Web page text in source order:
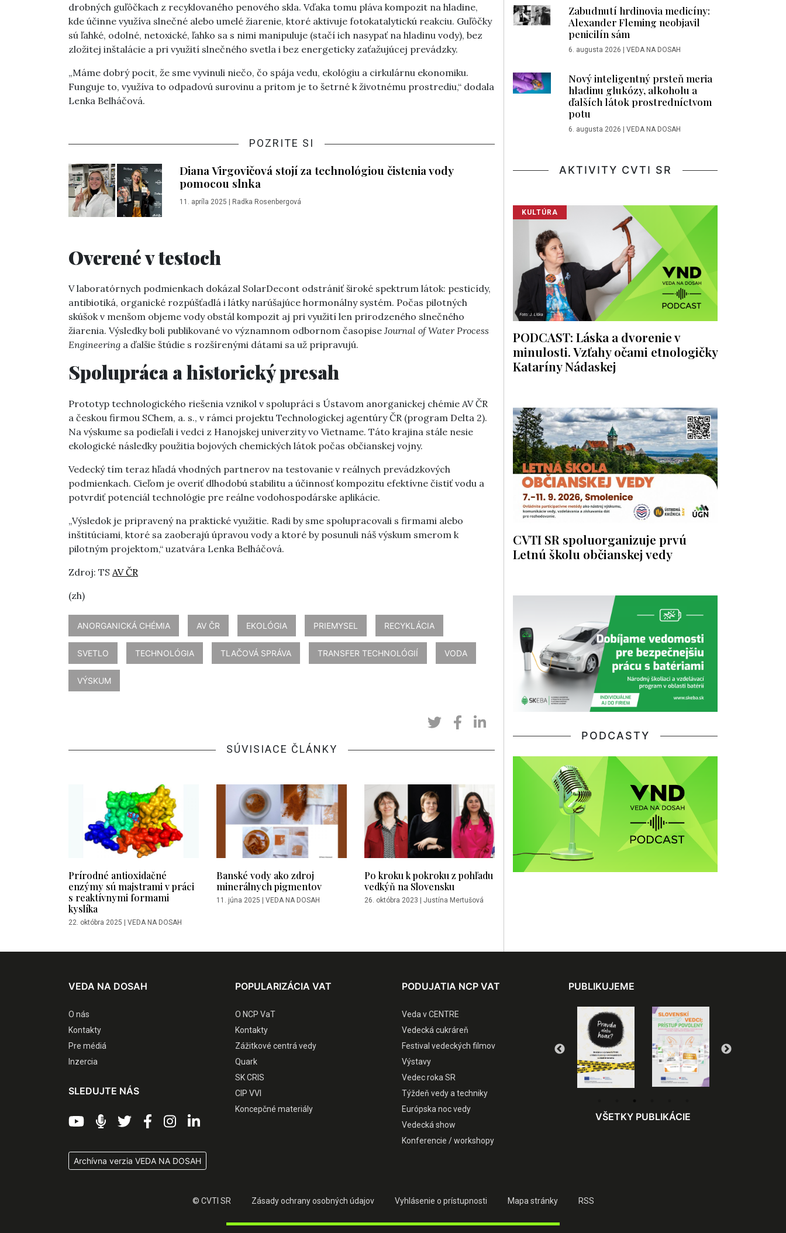
drobných guľôčkach z recyklovaného penového skla. Vďaka tomu pláva kompozit na hladine,
kde účinne využíva slnečné alebo umelé žiarenie, ktoré aktivuje fotokatalytickú reakciu. Guľôčky
sú ľahké, odolné, netoxické, ľahko sa s nimi manipuluje (stačí ich nasypať na hladinu vody), bez
zložitej inštalácie a pri využití slnečného svetla i bez energeticky zaťažujúcej prevádzky.
„Máme dobrý pocit, že sme vyvinuli niečo, čo spája vedu, ekológiu a cirkulárnu ekonomiku.
Funguje to, využíva to odpadovú surovinu a pritom je to šetrné k životnému prostrediu,“ dodala
Lenka Belháčová.
POZRITE SI
Diana Virgovičová stojí za technológiou čistenia vody
pomocou slnka
11. apríla 2025 Radka Rosenbergová
Overené v testoch
V laboratórnych podmienkach dokázal SolarDecont odstrániť široké spektrum látok: pesticídy,
antibiotiká, organické rozpúšťadlá i látky narúšajúce hormonálny systém. Počas pilotných
skúšok v menšom objeme vody obstál kompozit aj pri využití len prirodzeného slnečného
žiarenia. Výsledky boli publikované vo významnom odbornom časopise Journal of Water Process
Engineering a ďalšie štúdie s rozšírenými dátami sa už pripravujú.
Spolupráca a historický presah
Prototyp technologického riešenia vznikol v spolupráci s Ústavom anorganickej chémie AV ČR
a českou firmou SChem, a. s., v rámci projektu Technologickej agentúry ČR (program Delta 2).
Na výskume sa podieľali i vedci z Hanojskej univerzity vo Vietname. Táto krajina stále nesie
ekologické následky použitia bojových chemických látok počas občianskej vojny.
Vedecký tím teraz hľadá vhodných partnerov na testovanie v reálnych prevádzkových
podmienkach. Cieľom je overiť dlhodobú stabilitu a účinnosť kompozitu efektívne čistiť vodu a
potvrdiť potenciál technológie pre reálne vodohospodárske aplikácie.
„Výsledok je pripravený na praktické využitie. Radi by sme spolupracovali s firmami alebo
inštitúciami, ktoré sa zaoberajú úpravou vody a ktoré by posunuli náš výskum smerom k
pilotným projektom,“ uzatvára Lenka Belháčová.
Zdroj: TS AV ČR
(zh)
ANORGANICKÁ CHÉMIA AV ČR EKOLÓGIA PRIEMYSEL RECYKLÁCIA
SVETLO TECHNOLÓGIA TLAČOVÁ SPRÁVA TRANSFER TECHNOLÓGIÍ VODA
VÝSKUM
SÚVISIACE ČLÁNKY
Prírodné antioxidačné
enzýmy sú majstrami v práci
s reaktívnymi formami
kyslíka
22. októbra 2025 VEDA NA DOSAH
Banské vody ako zdroj
minerálnych pigmentov
11. júna 2025 VEDA NA DOSAH
Po kroku k pokroku z pohľadu
vedkýň na Slovensku
26. októbra 2023 Justína Mertušová
Zabudnutí hrdinovia medicíny:
Alexander Fleming neobjavil
penicilín sám
6. augusta 2026 | VEDA NA DOSAH
Nový inteligentný prsteň meria
hladinu glukózy, alkoholu a
ďalších látok prostredníctvom
potu
6. augusta 2026 | VEDA NA DOSAH
AKTIVITY CVTI SR
KULTÚRA
PODCAST: Láska a dvorenie v
minulosti. Vzťahy očami etnologičky
Kataríny Nádaskej
CVTI SR spoluorganizuje prvú
Letnú školu občianskej vedy
PODCASTY
VEDA NA DOSAH
O nás
Kontakty
Pre médiá
Inzercia
SLEDUJTE NÁS
Archívna verzia VEDA NA DOSAH
POPULARIZÁCIA VAT
O NCP VaT
Kontakty
Zážitkové centrá vedy
Quark
SK CRIS
CIP VVI
Koncepčné materiály
PODUJATIA NCP VAT
Veda v CENTRE
Vedecká cukráreň
Festival vedeckých filmov
Výstavy
Vedec roka SR
Týždeň vedy a techniky
Európska noc vedy
Vedecká show
Konferencie / workshopy
PUBLIKUJEME
VŠETKY PUBLIKÁCIE
© CVTI SR Zásady ochrany osobných údajov Vyhlásenie o prístupnosti Mapa stránky RSS